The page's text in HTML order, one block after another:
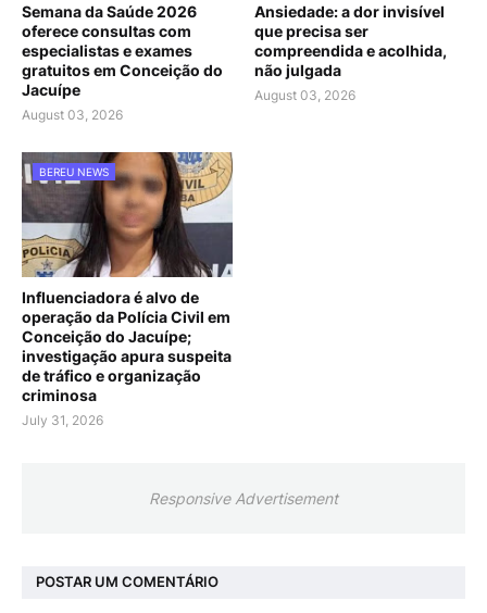
Semana da Saúde 2026
oferece consultas com
especialistas e exames
gratuitos em Conceição do
Jacuípe
August 03, 2026
Ansiedade: a dor invisível
que precisa ser
compreendida e acolhida,
não julgada
August 03, 2026
BEREU NEWS
Influenciadora é alvo de
operação da Polícia Civil em
Conceição do Jacuípe;
investigação apura suspeita
de tráfico e organização
criminosa
July 31, 2026
Responsive Advertisement
POSTAR UM COMENTÁRIO